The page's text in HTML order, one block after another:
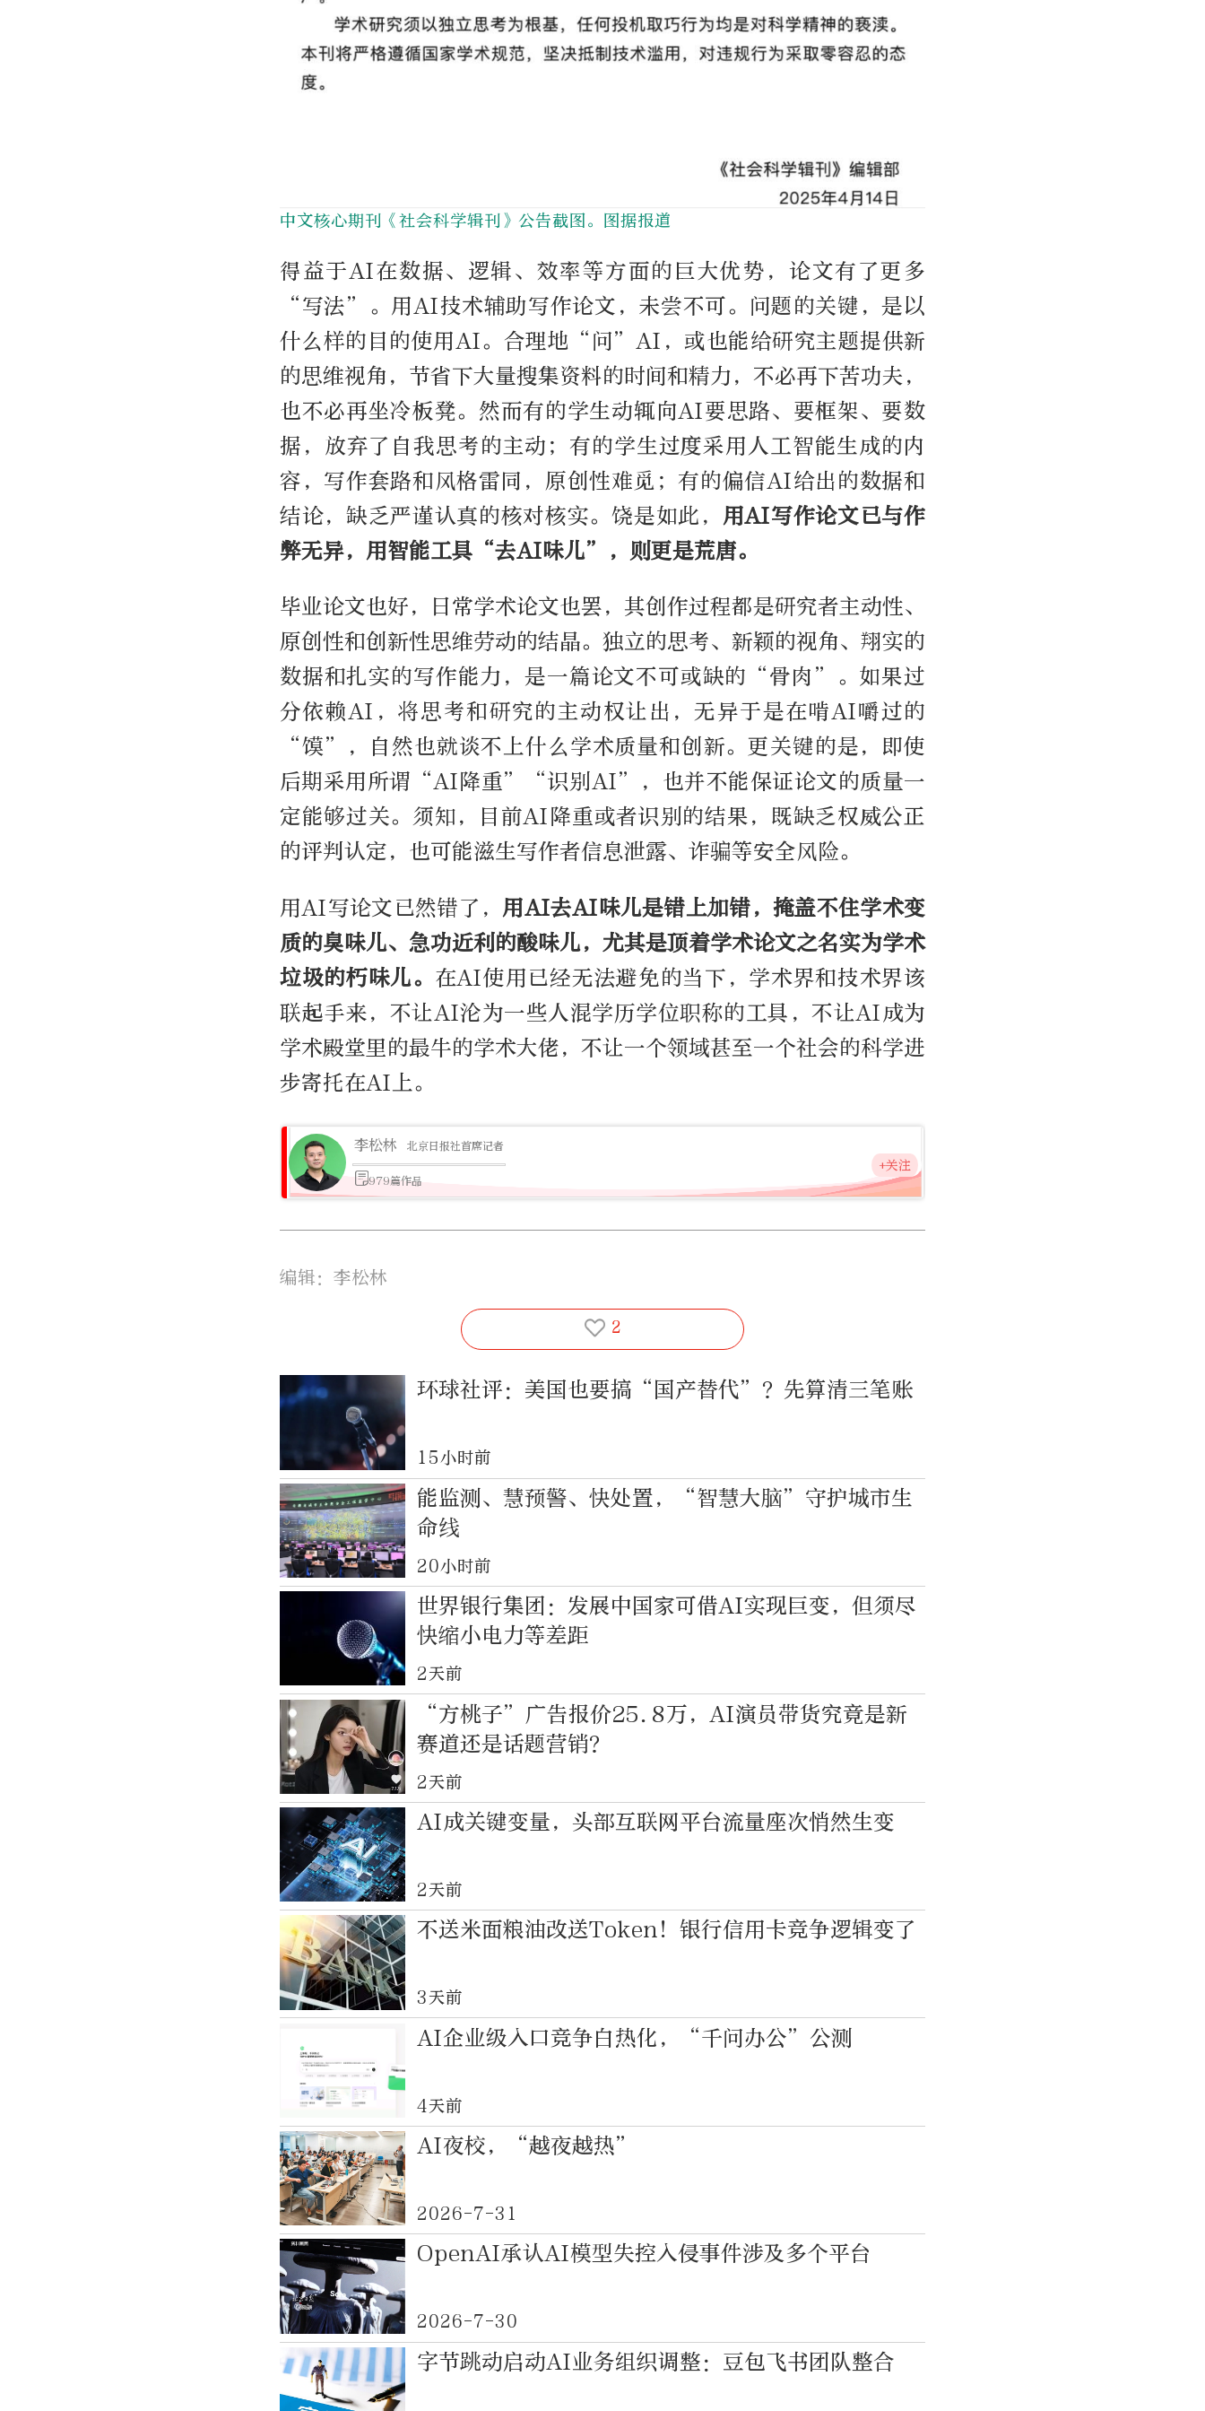
中文核心期刊《社会科学辑刊》公告截图。图据报道
得益于AI在数据、逻辑、效率等方面的巨大优势，论文有了更多
“写法”。用AI技术辅助写作论文，未尝不可。问题的关键，是以
什么样的目的使用AI。合理地“问”AI，或也能给研究主题提供新
的思维视角，节省下大量搜集资料的时间和精力，不必再下苦功夫，
也不必再坐冷板凳。然而有的学生动辄向AI要思路、要框架、要数
据，放弃了自我思考的主动；有的学生过度采用人工智能生成的内
容，写作套路和风格雷同，原创性难觅；有的偏信AI给出的数据和
结论，缺乏严谨认真的核对核实。饶是如此， 用AI写作论文已与作
弊无异，用智能工具“去AI味儿”，则更是荒唐。
毕业论文也好，日常学术论文也罢，其创作过程都是研究者主动性、
原创性和创新性思维劳动的结晶。独立的思考、新颖的视角、翔实的
数据和扎实的写作能力，是一篇论文不可或缺的“骨肉”。如果过
分依赖AI，将思考和研究的主动权让出，无异于是在啃AI嚼过的
“馍”，自然也就谈不上什么学术质量和创新。更关键的是，即使
后期采用所谓“AI降重”“识别AI”，也并不能保证论文的质量一
定能够过关。须知，目前AI降重或者识别的结果，既缺乏权威公正
的评判认定，也可能滋生写作者信息泄露、诈骗等安全风险。
用AI写论文已然错了， 用AI去AI味儿是错上加错，掩盖不住学术变
质的臭味儿、急功近利的酸味儿，尤其是顶着学术论文之名实为学术
垃圾的朽味儿。 在AI使用已经无法避免的当下，学术界和技术界该
联起手来，不让AI沦为一些人混学历学位职称的工具，不让AI成为
学术殿堂里的最牛的学术大佬，不让一个领域甚至一个社会的科学进
步寄托在AI上。
李松林 北京日报社首席记者
979篇作品
+关注
编辑：李松林
2
环球社评：美国也要搞“国产替代”？先算清三笔账
15小时前
能监测、慧预警、快处置，“智慧大脑”守护城市生
命线
20小时前
世界银行集团：发展中国家可借AI实现巨变，但须尽
快缩小电力等差距
2天前
“方桃子”广告报价25.8万，AI演员带货究竟是新
赛道还是话题营销？
2天前
AI成关键变量，头部互联网平台流量座次悄然生变
2天前
不送米面粮油改送Token！银行信用卡竞争逻辑变了
3天前
AI企业级入口竞争白热化，“千问办公”公测
4天前
AI夜校，“越夜越热”
2026-7-31
OpenAI承认AI模型失控入侵事件涉及多个平台
2026-7-30
字节跳动启动AI业务组织调整：豆包飞书团队整合